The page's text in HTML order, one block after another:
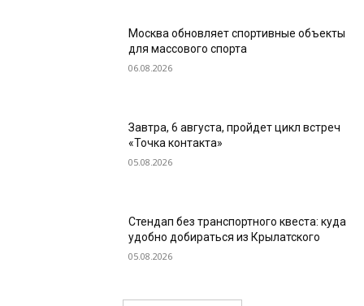
Москва обновляет спортивные объекты
для массового спорта
06.08.2026
Завтра, 6 августа, пройдет цикл встреч
«Точка контакта»
05.08.2026
Стендап без транспортного квеста: куда
удобно добираться из Крылатского
05.08.2026